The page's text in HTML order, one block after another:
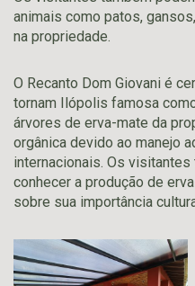
animais como patos,
na propriedade.
O Recanto Dom Giovani é
tornam Ilópolis famosa
árvores de erva-mate da
orgânica devido ao manejo
internacionais. Os
conhecer a produção de
sobre sua importância